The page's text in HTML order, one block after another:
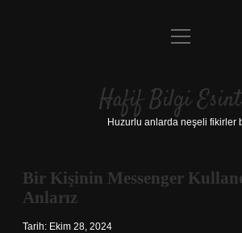
Anasayfa
Yasal Uyarı
menüyü
Hafif Bilgi
Huzurlu anlarda neşeli fikirler
Bir Kişinin Messenger
Anlarız
Tarih: Ekim 28, 2024